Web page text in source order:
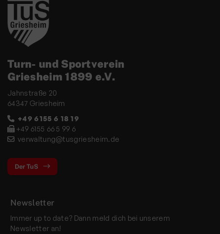
Turn- und Sportverein
Griesheim 1899 e.V.
Jahnstraße 20
64347 Griesheim
+49 6155 6 18 19
+49 6155 66 5 99 6
verwaltung@tusgriesheim.de
Der TuS
Newsletter
Immer up to date? Dann meld dich bei unserem
Newsletter an!